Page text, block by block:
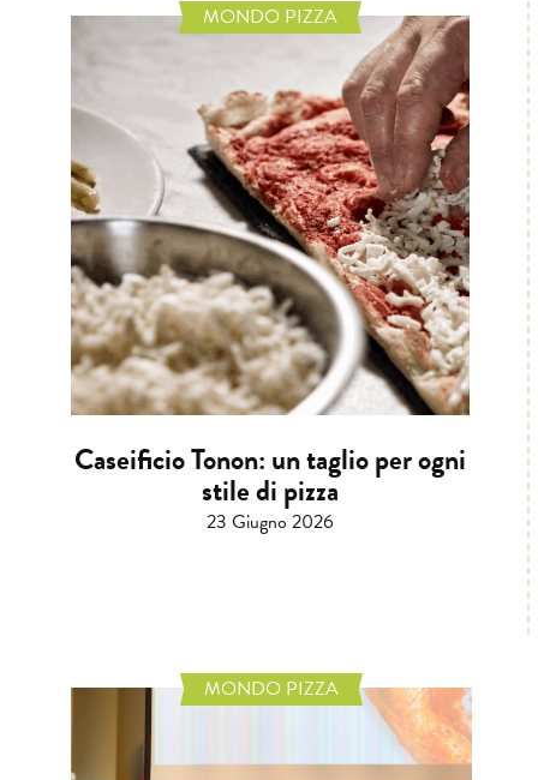
MONDO PIZZA
Caseificio Tonon: un taglio per ogni
stile di pizza
23 Giugno 2026
MONDO PIZZA